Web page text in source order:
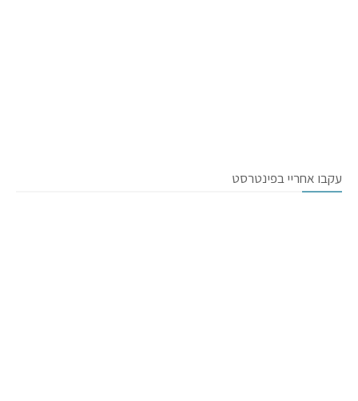
עקבו אחריי בפינטרסט